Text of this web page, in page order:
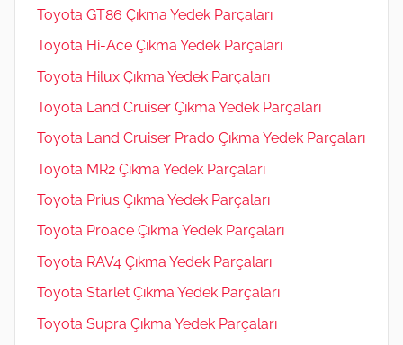
Toyota GT86 Çıkma Yedek Parçaları
Toyota Hi-Ace Çıkma Yedek Parçaları
Toyota Hilux Çıkma Yedek Parçaları
Toyota Land Cruiser Çıkma Yedek Parçaları
Toyota Land Cruiser Prado Çıkma Yedek Parçaları
Toyota MR2 Çıkma Yedek Parçaları
Toyota Prius Çıkma Yedek Parçaları
Toyota Proace Çıkma Yedek Parçaları
Toyota RAV4 Çıkma Yedek Parçaları
Toyota Starlet Çıkma Yedek Parçaları
Toyota Supra Çıkma Yedek Parçaları